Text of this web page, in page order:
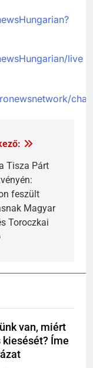
live
Tisza Párt
feszült
Magyar
Toroczkai
van, miért
Íme